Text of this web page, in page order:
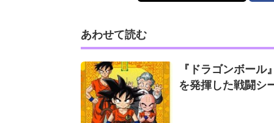
あわせて読む
『ドラゴンボー
を発揮した戦闘シ